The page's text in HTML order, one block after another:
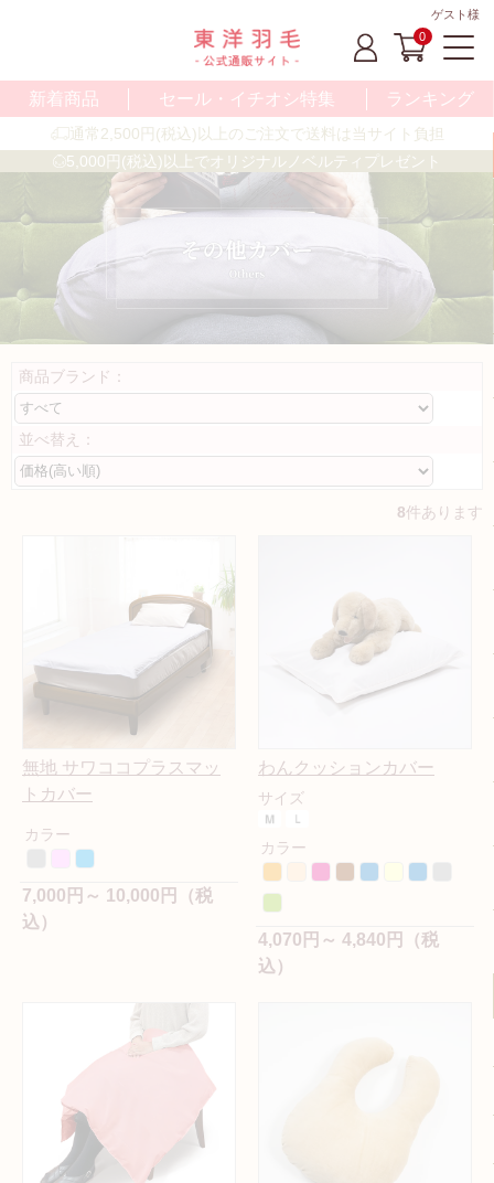
ゲスト様
0
新着商品 セール・イチオシ特集 ランキング
通常2,500円(税込)以上のご注文で送料は当サイト負担
5,000円(税込)以上でオリジナルノベルティプレゼント
商品ブランド：
並べ替え：
8件あります
無地 サワココプラスマッ
トカバー
カラー
7,000円～ 10,000円（税
込）
わんクッションカバー
サイズ
カラー
4,070円～ 4,840円（税
込）